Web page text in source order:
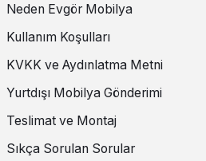
Neden Evgör Mobilya
Kullanım Koşulları
KVKK ve Aydınlatma Metni
Yurtdışı Mobilya Gönderimi
Teslimat ve Montaj
Sıkça Sorulan Sorular